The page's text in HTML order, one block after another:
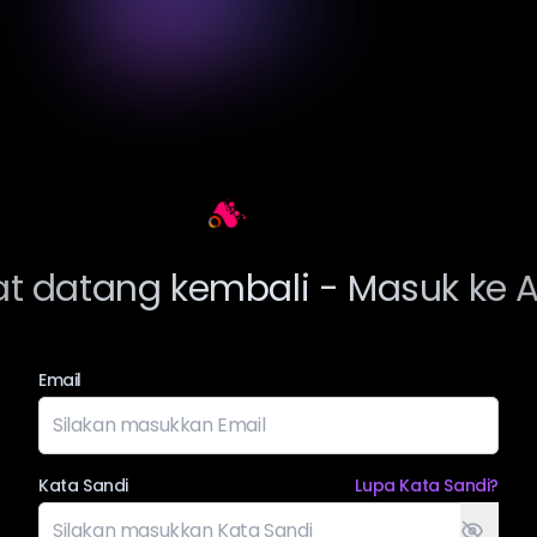
datang kembali - Masuk ke
Email
Kata Sandi Lupa Kata Sandi?